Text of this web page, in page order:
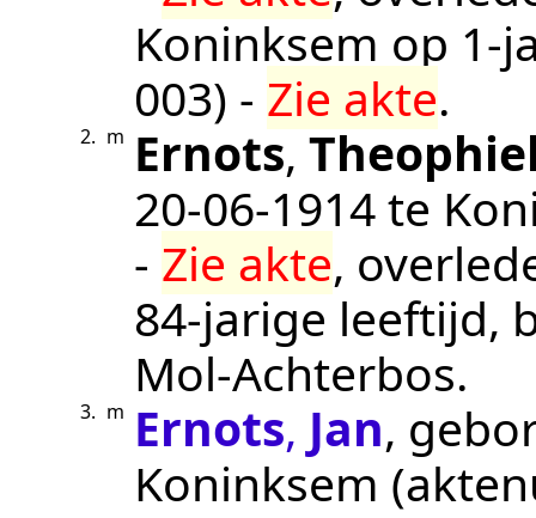
Koninksem op 1-
003) - Zie akte.
2. m Ernots,
20‑06‑1914te
- Zie akte,
84-jarige leeftijd,
Mol-Achterbos.
3. m Ernots, Jan,
Koninksem